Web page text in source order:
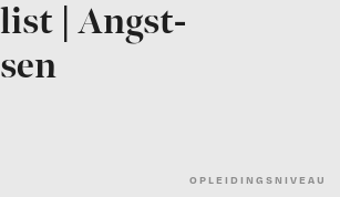
| Angst-
OPLEIDINGSNIVEAU